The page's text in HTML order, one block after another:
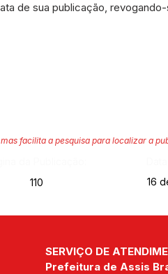
de sua publicação,
facilita a pesquisa para localizar a
110 16
SERVIÇO DE
Prefeitura de Assis